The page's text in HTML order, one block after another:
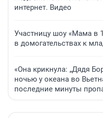
интернет. Видео
Участницу шоу «Мама в
в домогательствах к
«Она крикнула: „Дядя
ночью у океана во
последние минуты